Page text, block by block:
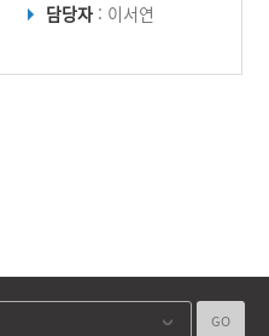
담당자 : 이서연
GO